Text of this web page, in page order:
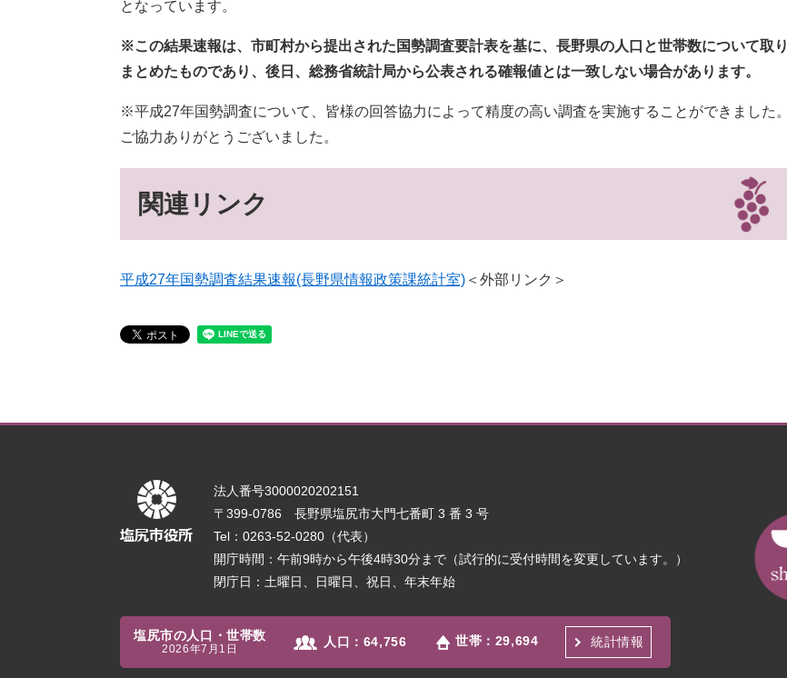
となっています。
※この結果速報は、市町村から提出された国勢調査要計表を基に、長野県の人口と世帯数について取り
まとめたものであり、後日、総務省統計局から公表される確報値とは一致しない場合があります。
※平成27年国勢調査について、皆様の回答協力によって精度の高い調査を実施することができました。
ご協力ありがとうございました。
関連リンク
平成27年国勢調査結果速報(長野県情報政策課統計室) ＜外部リンク＞
法人番号3000020202151
〒399-0786 長野県塩尻市大門七番町 3 番 3 号
Tel：0263-52-0280（代表）
開庁時間：午前9時から午後4時30分まで（試行的に受付時間を変更しています。）
閉庁日：土曜日、日曜日、祝日、年末年始
塩尻市の人口・世帯数
2026年7月1日 人口： 64,756 世帯： 29,694 統計情報